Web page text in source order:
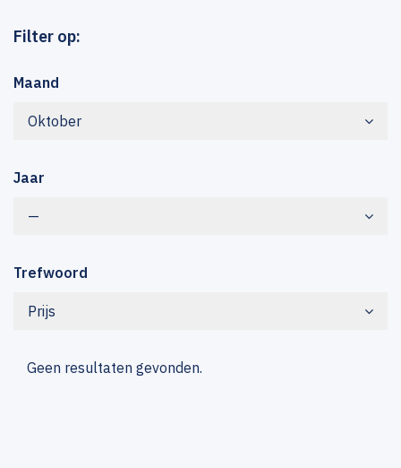
Filter op:
Maand
Oktober
Jaar
—
Trefwoord
Prijs
Geen resultaten gevonden.